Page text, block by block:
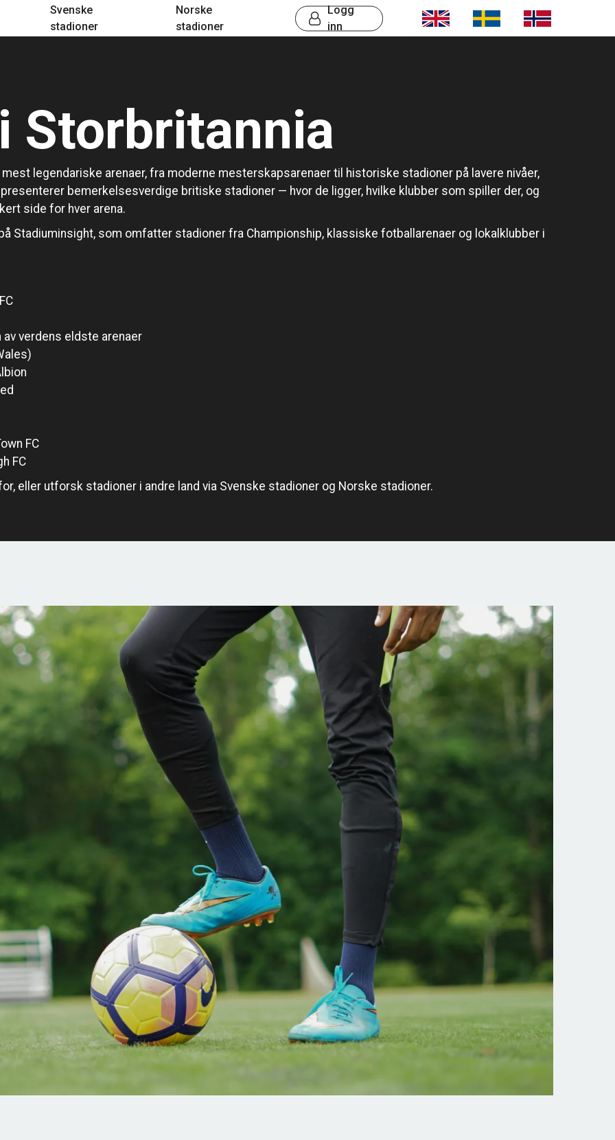
Svenske
stadioner
Norske
stadioner
Logg
inn
Storbritannia
legendariske arenaer, fra moderne mesterskapsarenaer til historiske stadioner på lavere nivåer,
bemerkelsesverdige britiske stadioner — hvor de ligger, hvilke klubber som spiller der, og
side for hver arena.
Stadiuminsight, som omfatter stadioner fra Championship, klassiske fotballarenaer og lokalklubber i
av verdens eldste arenaer
FC
FC
eller utforsk stadioner i andre land via Svenske stadioner og Norske stadioner.